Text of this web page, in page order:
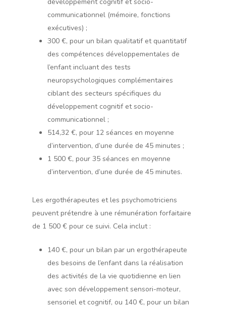
communicationnel (mémoire, fonctions
exécutives) ;
300 €, pour un bilan qualitatif et quantitatif
des compétences développementales de
l’enfant incluant des tests
neuropsychologiques complémentaires
ciblant des secteurs spécifiques du
développement cognitif et socio-
communicationnel ;
514,32 €, pour 12 séances en moyenne
d’intervention, d’une durée de 45 minutes ;
1 500 €, pour 35 séances en moyenne
d’intervention, d’une durée de 45 minutes.
Les ergothérapeutes et les psychomotriciens
peuvent prétendre à une rémunération forfaitaire
de 1 500 € pour ce suivi. Cela inclut :
140 €, pour un bilan par un ergothérapeute
des besoins de l’enfant dans la réalisation
des activités de la vie quotidienne en lien
avec son développement sensori-moteur,
sensoriel et cognitif, ou 140 €, pour un bilan